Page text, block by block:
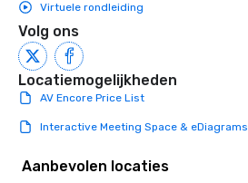
Virtuele rondleiding
Volg ons
Locatiemogelijkheden
AV Encore Price List
Interactive Meeting Space & eDiagrams
Aanbevolen locaties